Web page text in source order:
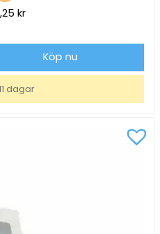
kr
Köp nu
dagar